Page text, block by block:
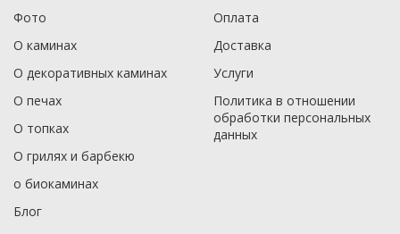
Фото
О каминах
О декоративных каминах
О печах
О топках
О грилях и барбекю
о биокаминах
Блог
Оплата
Доставка
Услуги
Политика в отношении
обработки персональных
данныx